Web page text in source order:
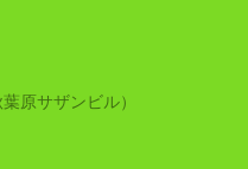
原サザンビル）